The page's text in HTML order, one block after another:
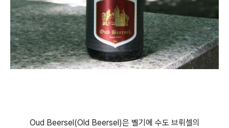
Oud Beersel(Old Beersel)은 벨기에 수도 브뤼셀의